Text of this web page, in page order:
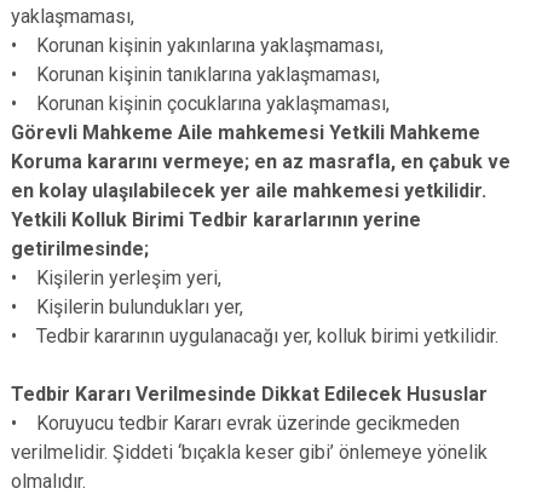
yaklaşmaması,
• Korunan kişinin yakınlarına yaklaşmaması,
• Korunan kişinin tanıklarına yaklaşmaması,
• Korunan kişinin çocuklarına yaklaşmaması,
Görevli Mahkeme Aile mahkemesi Yetkili Mahkeme
Koruma kararını vermeye; en az masrafla, en çabuk ve
en kolay ulaşılabilecek yer aile mahkemesi yetkilidir.
Yetkili Kolluk Birimi Tedbir kararlarının yerine
getirilmesinde;
• Kişilerin yerleşim yeri,
• Kişilerin bulundukları yer,
• Tedbir kararının uygulanacağı yer, kolluk birimi yetkilidir.
Tedbir Kararı Verilmesinde Dikkat Edilecek Hususlar
• Koruyucu tedbir Kararı evrak üzerinde gecikmeden
verilmelidir. Şiddeti ‘bıçakla keser gibi’ önlemeye yönelik
olmalıdır.